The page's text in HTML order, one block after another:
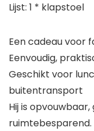
Lijst: 1 * klapstoel
Een cadeau voor
Eenvoudig,
Geschikt voor
buitentransport
Hij is
ruimtebesparend.